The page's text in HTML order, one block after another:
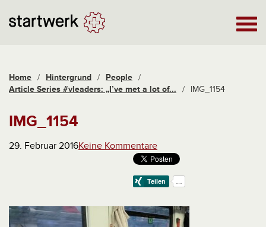
Home / Hintergrund / People /
Article Series #vleaders: „I’ve met a lot of...
/ IMG_1154
IMG_1154
29. Februar 2016Keine Kommentare